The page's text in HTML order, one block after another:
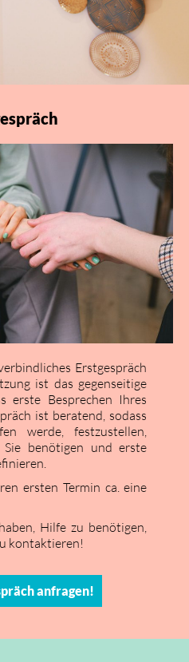
Erstgespräch
ist das gegenseitige
erste Besprechen Ihres
ist beratend, sodass
werde, festzustellen,
benötigen und erste
ersten Termin ca. eine
Hilfe zu benötigen,
kontaktieren!
anfragen!